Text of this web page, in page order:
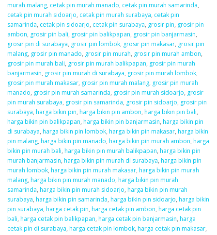
murah malang, cetak pin murah manado, cetak pin murah samarinda,
cetak pin murah sidoarjo, cetak pin murah surabaya, cetak pin
samarinda, cetak pin sidoarjo, cetak pin surabaya, grosir pin, grosir pin
ambon, grosir pin bali, grosir pin balikpapan, grosir pin banjarmasin,
grosir pin di surabaya, grosir pin lombok, grosir pin makasar, grosir pin
malang, grosir pin manado, grosir pin murah, grosir pin murah ambon,
grosir pin murah bali, grosir pin murah balikpapan, grosir pin murah
banjarmasin, grosir pin murah di surabaya, grosir pin murah lombok,
grosir pin murah makasar, grosir pin murah malang, grosir pin murah
manado, grosir pin murah samarinda, grosir pin murah sidoarjo, grosir
pin murah surabaya, grosir pin samarinda, grosir pin sidoarjo, grosir pin
surabaya, harga bikin pin, harga bikin pin ambon, harga bikin pin bali,
harga bikin pin balikpapan, harga bikin pin banjarmasin, harga bikin pin
di surabaya, harga bikin pin lombok, harga bikin pin makasar, harga bikin
pin malang, harga bikin pin manado, harga bikin pin murah ambon, harga
bikin pin murah bali, harga bikin pin murah balikpapan, harga bikin pin
murah banjarmasin, harga bikin pin murah di surabaya, harga bikin pin
murah lombok, harga bikin pin murah makasar, harga bikin pin murah
malang, harga bikin pin murah manado, harga bikin pin murah
samarinda, harga bikin pin murah sidoarjo, harga bikin pin murah
surabaya, harga bikin pin samarinda, harga bikin pin sidoarjo, harga bikin
pin surabaya, harga cetak pin, harga cetak pin ambon, harga cetak pin
bali, harga cetak pin balikpapan, harga cetak pin banjarmasin, harga
cetak pin di surabaya, harga cetak pin lombok, harga cetak pin makasar,